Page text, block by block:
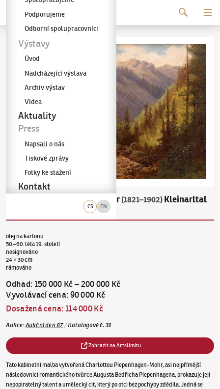
Galerie KODL
CS EN
Podporujeme
Odborní spolupracovníci
Výstavy
Úvod
Nadcházející výstava
Archiv výstav
Videa
Aktuality
Press
Napsali o nás
Tiskové zprávy
Fotky ke stažení
Kontakt
Charlotte Piepenhagen-Mohr (1821–1902) Kleinarltal
olej na kartonu
50.–60. léta 19. století
nesignováno
24 × 30 cm
rámováno
Odhad: 150 000 Kč–200 000 Kč
Vyvolávací cena:90 000 Kč
Dosažená cena: 114 000 Kč
Aukce: Aukční den 87/Katalogovéč.31
Zobrazit na Artslimitu
Tato kabinetní malba vytvořená Charlottou Piepenhagen-Mohr, asi nejpřímější
následovnicí romantického tvůrce Augusta Bedřicha Piepenhagena, prokazuje její
nepopiratelný talent a umělecký cit, který po otci bez pochyby zdědila. Jedná se